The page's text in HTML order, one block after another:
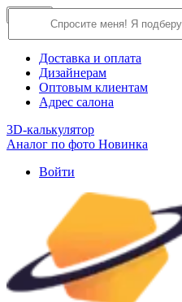
О компании
Доставка и оплата
Дизайнерам
Оптовым клиентам
Адрес салона
3D-калькулятор
Аналог по фото Новинка
Войти